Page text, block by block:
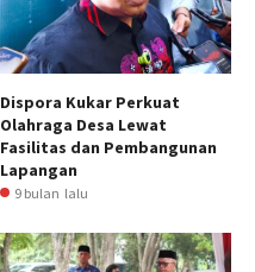
Dispora Kukar Perkuat
Olahraga Desa Lewat
Fasilitas dan Pembangunan
Lapangan
9 bulan lalu